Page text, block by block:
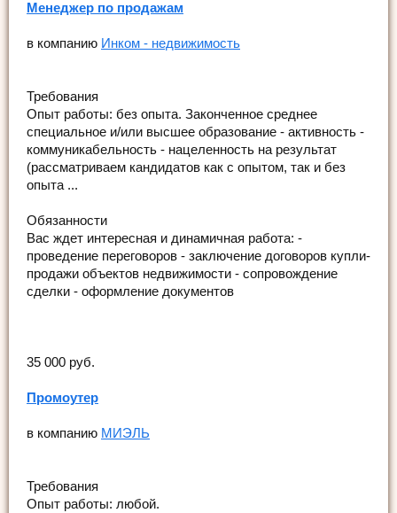
Менеджер по продажам
в компанию Инком - недвижимость
Требования
Опыт работы: без опыта. Законченное среднее
специальное и/или высшее образование - активность -
коммуникабельность - нацеленность на результат
(рассматриваем кандидатов как с опытом, так и без
опыта ...
Обязанности
Вас ждет интересная и динамичная работа: -
проведение переговоров - заключение договоров купли-
продажи объектов недвижимости - сопровождение
сделки - оформление документов
35 000 руб.
Промоутер
в компанию МИЭЛЬ
Требования
Опыт работы: любой.